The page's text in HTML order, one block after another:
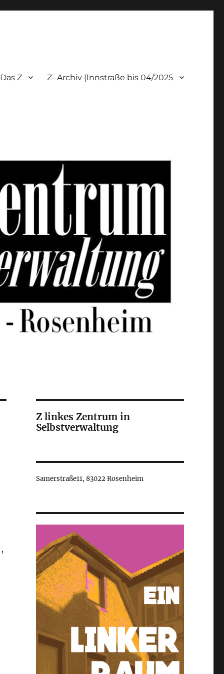
Das Z Z- Archiv (Innstraße bis 04/2025
des Initiativkreis Migration Rosenheim“
Z linkes Zentrum in
Selbstverwaltung
Samerstraße11, 83022 Rosenheim